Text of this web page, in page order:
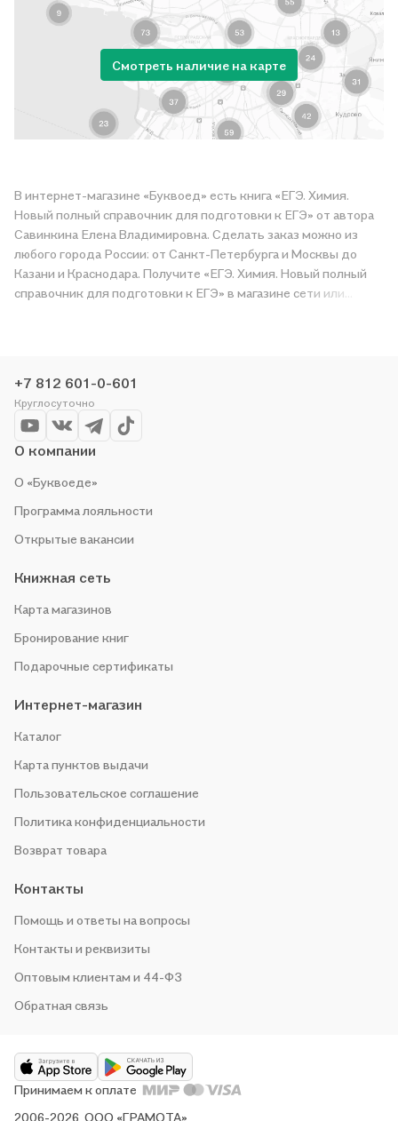
Смотреть наличие на карте
В интернет-магазине «Буквоед» есть книга «ЕГЭ. Химия.
Новый полный справочник для подготовки к ЕГЭ» от автора
Савинкина Елена Владимировна. Сделать заказ можно из
любого города России: от Санкт-Петербурга и Москвы до
Казани и Краснодара. Получите «ЕГЭ. Химия. Новый полный
справочник для подготовки к ЕГЭ» в магазине сети или
выгоду!
+7 812 601-0-601
Круглосуточно
О компании
О «Буквоеде»
Программа лояльности
Открытые вакансии
Книжная сеть
Карта магазинов
Бронирование книг
Подарочные сертификаты
Интернет-магазин
Каталог
Карта пунктов выдачи
Пользовательское соглашение
Политика конфиденциальности
Возврат товара
Контакты
Помощь и ответы на вопросы
Контакты и реквизиты
Оптовым клиентам и 44-ФЗ
Обратная связь
2006-2026, ООО «ГРАМОТА»
Принимаем к оплате